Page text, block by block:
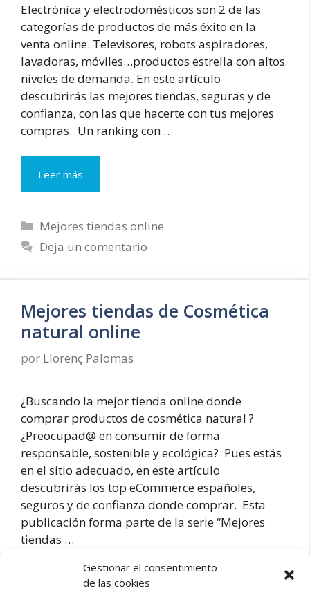
Gestionar el consentimiento
de las cookies
Electrónica y electrodomésticos son 2 de las
categorías de productos de más éxito en la
venta online. Televisores, robots aspiradores,
lavadoras, móviles…productos estrella con altos
niveles de demanda. En este artículo
descubrirás las mejores tiendas, seguras y de
confianza, con las que hacerte con tus mejores
compras. Un ranking con …
Leer más
tiendas
electrodomésticos
electrónica
Categorías
Mejores tiendas online
Deja un comentario
Mejores tiendas de Cosmética
natural online
por Llorenç Palomas
¿Buscando la mejor tienda online donde
comprar productos de cosmética natural ?
¿Preocupad@ en consumir de forma
responsable, sostenible y ecológica? Pues estás
en el sitio adecuado, en este artículo
descubrirás los top eCommerce españoles,
seguros y de confianza donde comprar. Esta
publicación forma parte de la serie “Mejores
tiendas …
Mejores